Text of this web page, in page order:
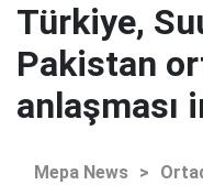
Türkiye,
Pakistan
anlaşması
Mepa News >